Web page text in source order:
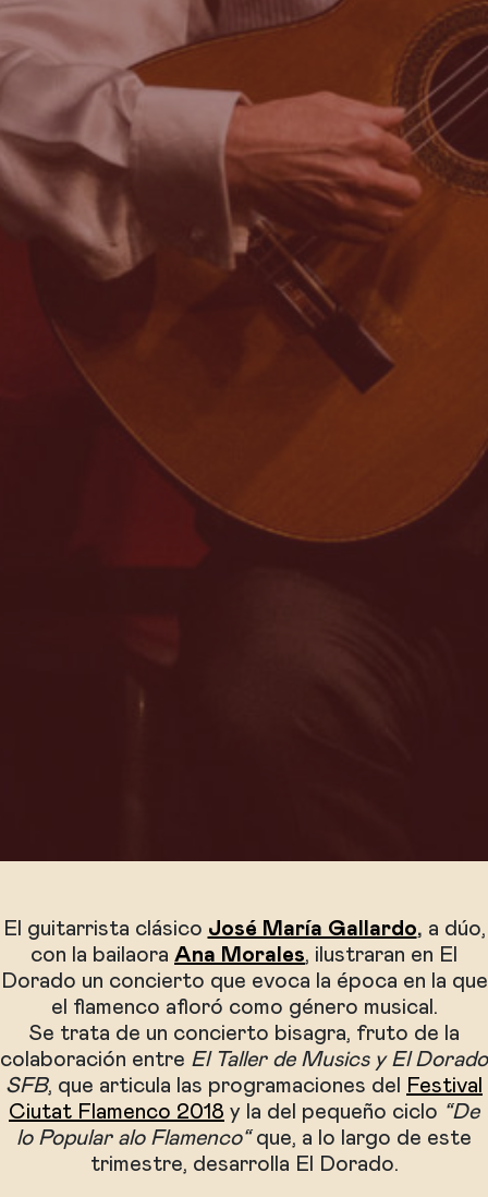
El guitarrista clásico José María Gallardo, a dúo,
con la bailaora Ana Morales, ilustraran en El
Dorado un concierto que evoca la época en la que
el flamenco afloró como género musical.
Se trata de un concierto bisagra, fruto de la
colaboración entre El Taller de Musics y El Dorado
SFB, que articula las programaciones del
Festival
Ciutat Flamenco 2018 y la del pequeño ciclo “De
lo Popular alo Flamenco“que, a lo largo de este
trimestre, desarrolla El Dorado.